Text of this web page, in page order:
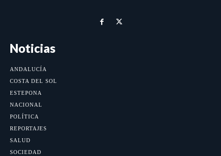
Noticias
ANDALUCÍA
COSTA DEL SOL
ESTEPONA
NACIONAL
POLÍTICA
REPORTAJES
SALUD
SOCIEDAD